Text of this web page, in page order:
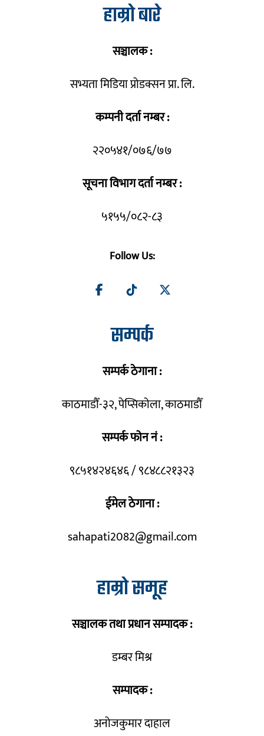
हाम्रो बारे
सञ्चालक :
सभ्यता मिडिया प्रोडक्सन प्रा. लि.
कम्पनी दर्ता नम्बर :
२२०५४१/०७६/७७
सूचना विभाग दर्ता नम्बर :
५१५५/०८२-८३
Follow Us:
सम्पर्क
सम्पर्क ठेगाना :
काठमाडौँ-३२, पेप्सिकोला, काठमाडौँ
सम्पर्क फोन नं :
९८५१४२४६४६ / ९८४८८२१३२३
ईमेल ठेगाना :
sahapati2082@gmail.com
हाम्रो समूह
सञ्चालक तथा प्रधान सम्पादक :
डम्बर मिश्र
सम्पादक :
अनोजकुमार दाहाल